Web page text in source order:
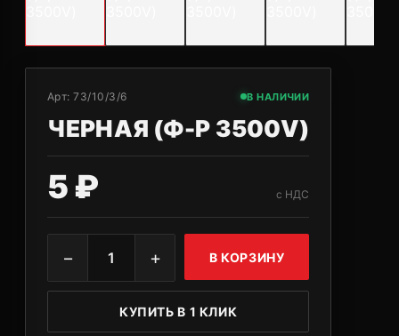
Арт:73/10/3/6 В НАЛИЧИИ
ЧЕРНАЯ (Ф-Р 3500V)
5 ₽ с НДС
− 1 + В КОРЗИНУ
КУПИТЬ В 1 КЛИК